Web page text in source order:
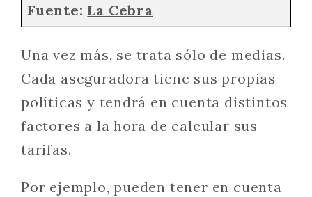
Fuente: La Cebra
Una vez más, se trata sólo de medias.
Cada aseguradora tiene sus propias
políticas y tendrá en cuenta distintos
factores a la hora de calcular sus
tarifas.
Por ejemplo, pueden tener en cuenta